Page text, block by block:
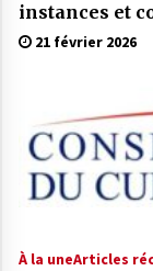
instances et
considérer
21 février 2026
À la uneArticles